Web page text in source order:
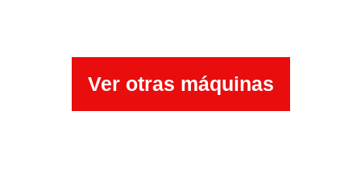
Ver otras máquinas